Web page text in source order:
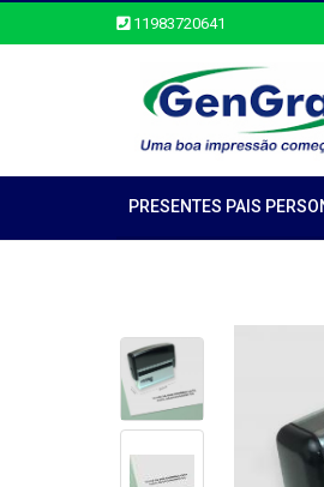
11983720641
PRESENTES PAIS